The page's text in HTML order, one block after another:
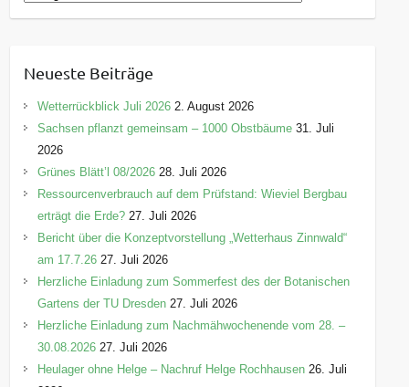
a
g
o
r
e
n
Neueste Beiträge
Wetterrückblick Juli 2026 2. August 2026
Sachsen pflanzt gemeinsam – 1000 Obstbäume 31. Juli
2026
Grünes Blätt’l 08/2026 28. Juli 2026
Ressourcenverbrauch auf dem Prüfstand: Wieviel Bergbau
erträgt die Erde? 27. Juli 2026
Bericht über die Konzeptvorstellung „Wetterhaus Zinnwald“
am 17.7.26 27. Juli 2026
Herzliche Einladung zum Sommerfest des der Botanischen
Gartens der TU Dresden 27. Juli 2026
Herzliche Einladung zum Nachmähwochenende vom 28. –
30.08.2026 27. Juli 2026
Heulager ohne Helge – Nachruf Helge Rochhausen 26. Juli